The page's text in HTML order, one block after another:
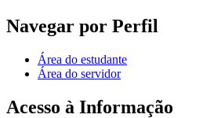
Navegar por Perfil
Área do estudante
Área do servidor
Acesso à Informação